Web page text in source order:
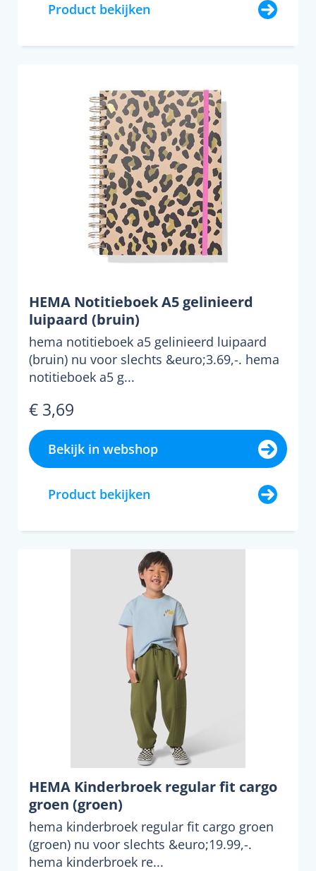
Product bekijken
HEMA Notitieboek A5 gelinieerd
luipaard (bruin)
hema notitieboek a5 gelinieerd luipaard
(bruin) nu voor slechts &euro;3.69,-. hema
notitieboek a5 g...
€ 3,69
Bekijk in webshop
Product bekijken
HEMA Kinderbroek regular fit cargo
groen (groen)
hema kinderbroek regular fit cargo groen
(groen) nu voor slechts &euro;19.99,-.
hema kinderbroek re...